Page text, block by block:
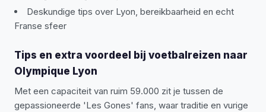
Deskundige tips over Lyon, bereikbaarheid en echt
Franse sfeer
Tips en extra voordeel bij voetbalreizen naar
Olympique Lyon
Met een capaciteit van ruim 59.000 zit je tussen de
gepassioneerde 'Les Gones' fans, waar traditie en vurige